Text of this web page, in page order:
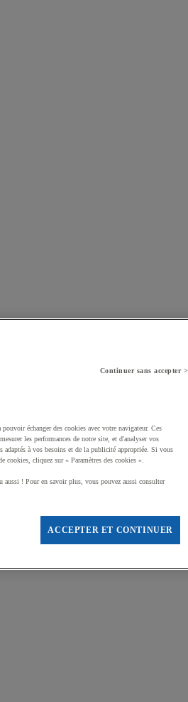
Continuer sans accepter >
échanger des cookies avec votre navigateur. Ces
les performances de notre site, et d'analyser vos
adaptés à vos besoins et de la publicité appropriée. Si vous
cliquez sur « Paramètres des cookies ».
aussi ! Pour en savoir plus, vous pouvez aussi consulter
ACCEPTER ET CONTINUER